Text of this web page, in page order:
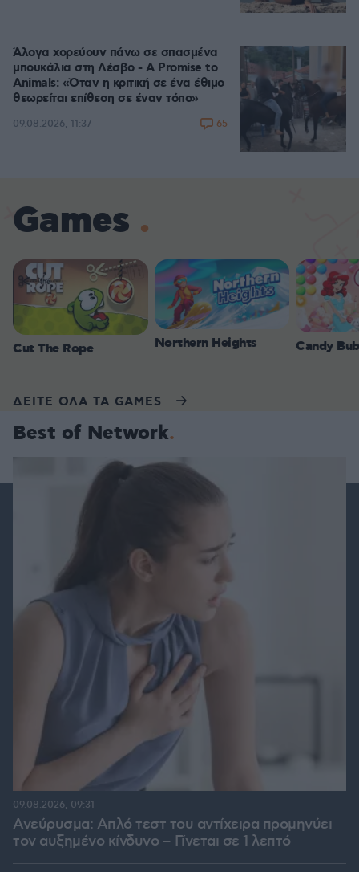
Άλογα χορεύουν πάνω σε σπασμένα
μπουκάλια στη Λέσβο - A Promise to
Animals: «Όταν η κριτική σε ένα έθιμο
θεωρείται επίθεση σε έναν τόπο»
09.08.2026, 11:37 65
Games
Cut The Rope Northern Heights Candy
ΔΕΙΤΕ ΟΛΑ ΤΑ GAMES
Best of Network
Ανεύρυσμα: Απλό τεστ του αντίχειρα προμηνύει
τον αυξημένο κίνδυνο – Γίνεται σε 1 λεπτό
09.08.2026, 09:31